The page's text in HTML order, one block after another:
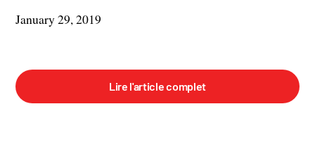
January 29, 2019
Lire l'article complet